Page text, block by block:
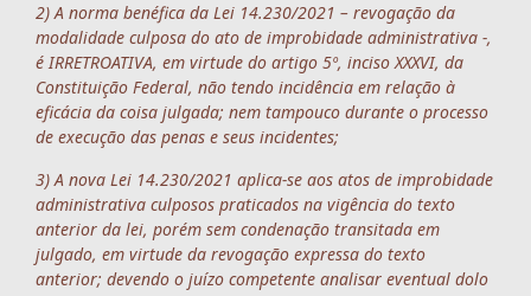
2) A norma benéfica da Lei 14.230/2021 – revogação da
modalidade culposa do ato de improbidade administrativa -,
é IRRETROATIVA, em virtude do artigo 5º, inciso XXXVI, da
Constituição Federal, não tendo incidência em relação à
eficácia da coisa julgada; nem tampouco durante o processo
de execução das penas e seus incidentes;
3) A nova Lei 14.230/2021 aplica-se aos atos de improbidade
administrativa culposos praticados na vigência do texto
anterior da lei, porém sem condenação transitada em
julgado, em virtude da revogação expressa do texto
anterior; devendo o juízo competente analisar eventual dolo